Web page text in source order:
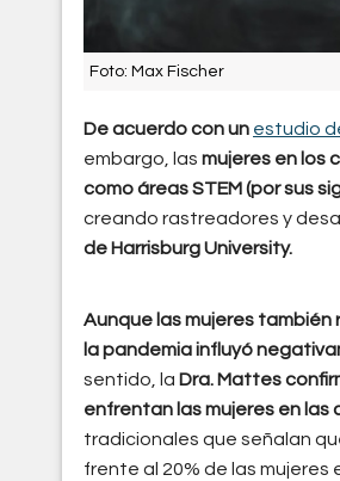
Foto: Max Fischer
De acuerdo con un estudio
embargo, las mujeres en los
como áreas STEM (por sus
creando rastreadores y
de Harrisburg University.
Aunque las mujeres
la pandemia influyó
sentido, la Dra. Mattes
enfrentan las mujeres en las
tradicionales que señalan
frente al 20% de las mujeres